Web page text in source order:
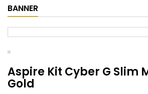
BANNER
Aspire Kit Cyber G Slim
Gold